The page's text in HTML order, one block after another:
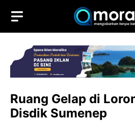
content
Ruang Gelap di
Disdik Sumenep